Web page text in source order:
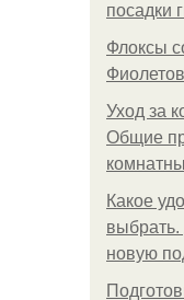
посадки
Флоксы
Уход за
Общие
Какое
выбрать.
новую